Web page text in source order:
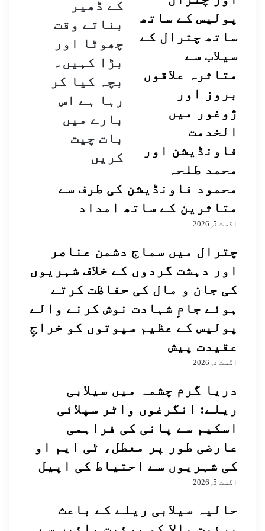
یا
لگانے
مشق
میں
کی
مدد
سکتے
ہیں۔
تکیوں
سائز
کے
ڈھیر
چھوٹا
اور
بڑا
کہیں۔
کیا
کر
میں
چیت
کریں
کے ڈھیر
بناتے وقت
چھوٹا اور
بڑا کہیں۔
بچہ کیا کر
رہا ہے اس
بارے میں
بات چیت
کریں
پولیس کے ساتھ
ساتھ چترال کے
سیلاب سے
متاثرہ علاقوں
بروز اور
ژوغور میں
الخدمت
فاونڈیشن اور
محمد طلحہ
محمود فاونڈیشن کی طرف سے
متاثرین کے ساتھ امداد
اگست 5, 2026
چترال میں سماج دشمن عناصر
اور دہشت گردوں کے خلاف شہریوں
کی جان و مال کی حفاظت کرتے
ہوئے جامِ شہادت نوش کرنے والے
پولیس کے عظیم سپوتوں کو خراجِ
عقیدت پیش
اگست 5, 2026
دریا گرم چشمہ میں سیلابی
ریلے: انگرغوں واٹر سپلائی
اسکیم سے پانی کی فراہمی
عارضی طور پر معطل، ٹی ایم او
کی شہریوں سے احتیاط کی اپیل
اگست 5, 2026
حالیہ سیلابی ریلے کے باعث